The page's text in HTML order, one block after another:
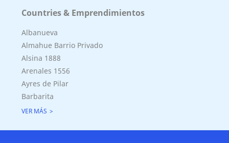
Superficie Terreno 980.00 M2
Superficie total del inmueble 350.00 M2
Cubierta: 321.00 M2
Semicubierta 29.00 M2
Countries & Emprendimientos
Albanueva
Almahue Barrio Privado
Alsina 1888
Arenales 1556
Ayres de Pilar
Barbarita
VER MÁS